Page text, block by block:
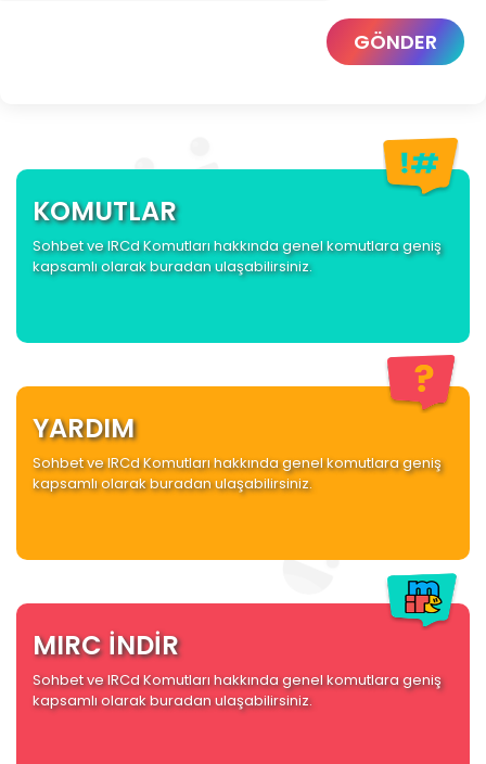
GÖNDER
KOMUTLAR
Sohbet ve IRCd Komutları hakkında genel komutlara geniş
kapsamlı olarak buradan ulaşabilirsiniz.
YARDIM
Sohbet ve IRCd Komutları hakkında genel komutlara geniş
kapsamlı olarak buradan ulaşabilirsiniz.
MIRC İNDİR
Sohbet ve IRCd Komutları hakkında genel komutlara geniş
kapsamlı olarak buradan ulaşabilirsiniz.